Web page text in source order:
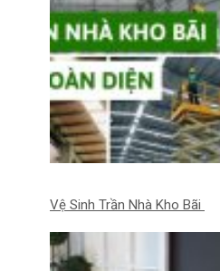
Vệ Sinh Trần Nhà Kho Bãi